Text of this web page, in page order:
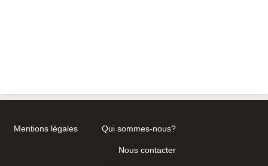
Mentions légales Qui sommes-nous?
Nous contacter